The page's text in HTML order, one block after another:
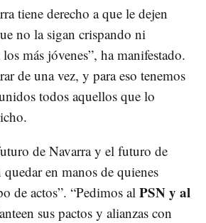
tiene derecho a que le dejen
no la sigan crispando ni
más jóvenes”, ha manifestado.
de una vez, y para eso tenemos
todos aquellos que lo
de Navarra y el futuro de
en manos de quienes
de actos”. “Pedimos al PSN y al
sus pactos y alianzas con